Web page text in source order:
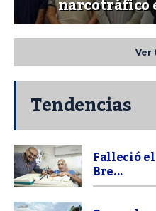
narcotráfico
Ver
Tendencias
Falleció
Bre...